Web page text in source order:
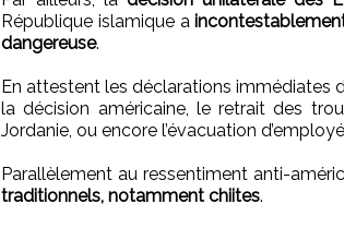
République islamique a
dangereuse.
En attestent les déclarations immédiates
la décision américaine, le retrait des
Jordanie, ou encore l’évacuation
Parallèlement au ressentiment anti-
traditionnels, notamment chiites.